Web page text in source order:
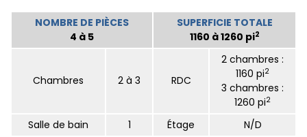
NOMBRE DE PIÈCES
4 à 5
SUPERFICIE TOTALE
1160 à 1260 pi2
Chambres 2 à 3 RDC
2 chambres :
1160 pi2
3 chambres :
1260 pi2
Salle de bain 1 Étage
N/D